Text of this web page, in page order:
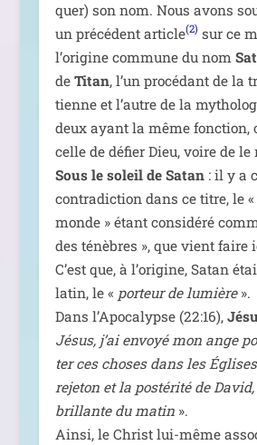
quer) son nom. Nous avons
un pré­cé­dent article(2) sur ce
l’origine com­mune du nom
de Titan, l’un pro­cé­dant de la
tienne et l’autre de la
deux ayant la même fonc­tion,
celle de défier Dieu, voire de le
Sous le soleil de Satan: il y a
contra­dic­tion dans ce titre, le
monde » étant consi­dé­ré
des ténèbres », que vient faire
C’est que, à l’origine, Satan
latin, le « por­teur de lumière».
Dans l’Apocalypse (22:16),
Jésus, j’ai envoyé mon ange
ter ces choses dans les
reje­ton et la pos­té­ri­té de David,
brillante du matin».
Ainsi, le Christ lui-même